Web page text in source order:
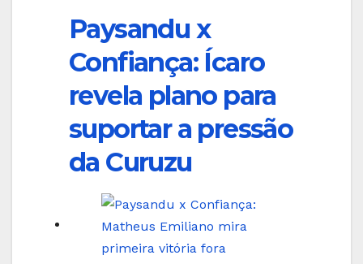
Paysandu x
Confiança: Ícaro
revela plano para
suportar a pressão
da Curuzu